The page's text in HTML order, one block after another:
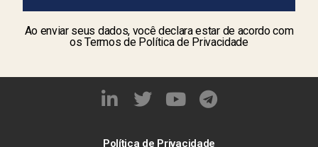
Ao enviar seus dados, você declara estar de acordo com
os Termos de Política de Privacidade
Política de Privacidade